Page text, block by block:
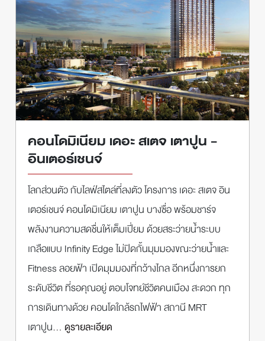
คอนโดมิเนียม เดอะ สเตจ เตาปูน -
อินเตอร์เชนจ์
โลกส่วนตัว กับไลฟ์สไตล์ที่ลงตัว โครงการ เดอะ สเตจ อิน
เตอร์เชนจ์ คอนโดมิเนียม เตาปูน บางซื่อ พร้อมชาร์จ
พลังงานความสดชื่นให้เต็มเปี่ยม ด้วยสระว่ายน้ำระบบ
เกลือแบบ Infinity Edge ไม่ปิดกั้นมุมมองขณะว่ายน้ำและ
Fitness ลอยฟ้า เปิดมุมมองที่กว้างไกล อีกหนึ่งการยก
ระดับชีวิต ที่รอคุณอยู่ ตอบโจทย์ชีวิตคนเมือง สะดวก ทุก
การเดินทางด้วย คอนโดใกล้รถไฟฟ้า สถานี MRT
เตาปูน... ดูรายละเอียด